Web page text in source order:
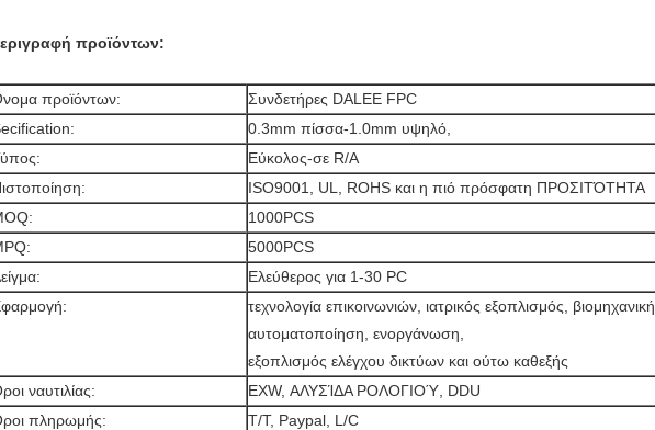
προϊόντων:
προϊόντων:
Συνδετήρες DALEE FPC
0.3mm πίσσα-1.0mm υψηλό,
Εύκολος-σε R/A
ISO9001, UL, ROHS και η πιό πρόσφατη ΠΡΟΣΙΤΌΤΗΤΑ
1000PCS
5000PCS
Ελεύθερος για 1-30 PC
τεχνολογία επικοινωνιών, ιατρικός εξοπλισμός, βιομηχανική
αυτοματοποίηση, ενοργάνωση,
εξοπλισμός ελέγχου δικτύων και ούτω καθεξής
ναυτιλίας:
EXW, ΑΛΥΣΊΔΑ ΡΟΛΟΓΙΟΎ, DDU
πληρωμής:
T/T, Paypal, L/C